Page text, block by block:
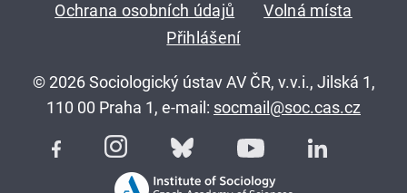
Ochrana osobních údajů
Volná místa
Přihlášení
© 2026 Sociologický ústav AV ČR, v.v.i., Jilská 1,
110 00 Praha 1, e-mail: socmail@soc.cas.cz